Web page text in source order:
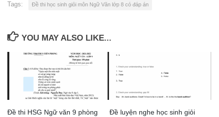
Tags: Đề thi học sinh giỏi môn Ngữ Văn lớp 8 có đáp án
YOU MAY ALSO LIKE...
Đề thi HSG Ngữ văn 9 phòng
Đề luyện nghe học sinh giỏi